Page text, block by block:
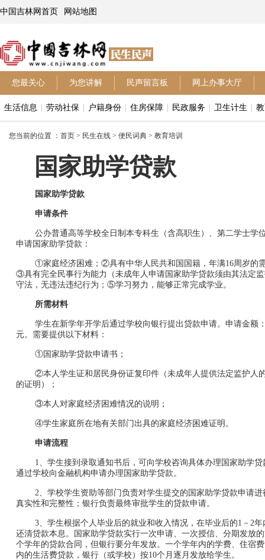
中国吉林网首页 网站地图
您最关心 为您讲解 民声留言板 网上办事大厅
生活信息 劳动社保 户籍身份 住房保障 民政服务 卫生计生
您当前的位置 ： 首页 > 民生在线 > 便民词典 > 教育培训
国家助学贷款
国家助学贷款
申请条件
公办普通高等学校全日制本专科生（含高职生）、第二学士学
申请国家助学贷款：
①家庭经济困难；②具有中华人民共和国国籍，年满16周岁的
③具有完全民事行为能力（未成年人申请国家助学贷款须由其法定
守法，无违法违纪行为；⑤学习努力，能够正常完成学业。
所需材料
学生在新学年开学后通过学校向银行提出贷款申请。申请金额
元。需要提供以下材料：
①国家助学贷款申请书；
②本人学生证和居民身份证复印件（未成年人提供法定监护人
的证明）；
③本人对家庭经济困难情况的说明；
④学生家庭所在地有关部门出具的家庭经济困难证明。
申请流程
1、学生接到录取通知书后，可向学校咨询具体办理国家助学
通过学校向金融机构申请办理国家助学贷款。
2、学校学生资助等部门负责对学生提交的国家助学贷款申请
真实性和完整性；银行负责最终审批学生的贷款申请。
3、学生根据个人毕业后的就业和收入情况，在毕业后的1 － 2年
还清贷款本息。国家助学贷款实行一次申请、一次授信、分期发放
个学年的贷款合同，但银行要分年发放。一个学年内的学费、住宿
内的生活费贷款，银行（或学校）按10个月逐月发放给学生。